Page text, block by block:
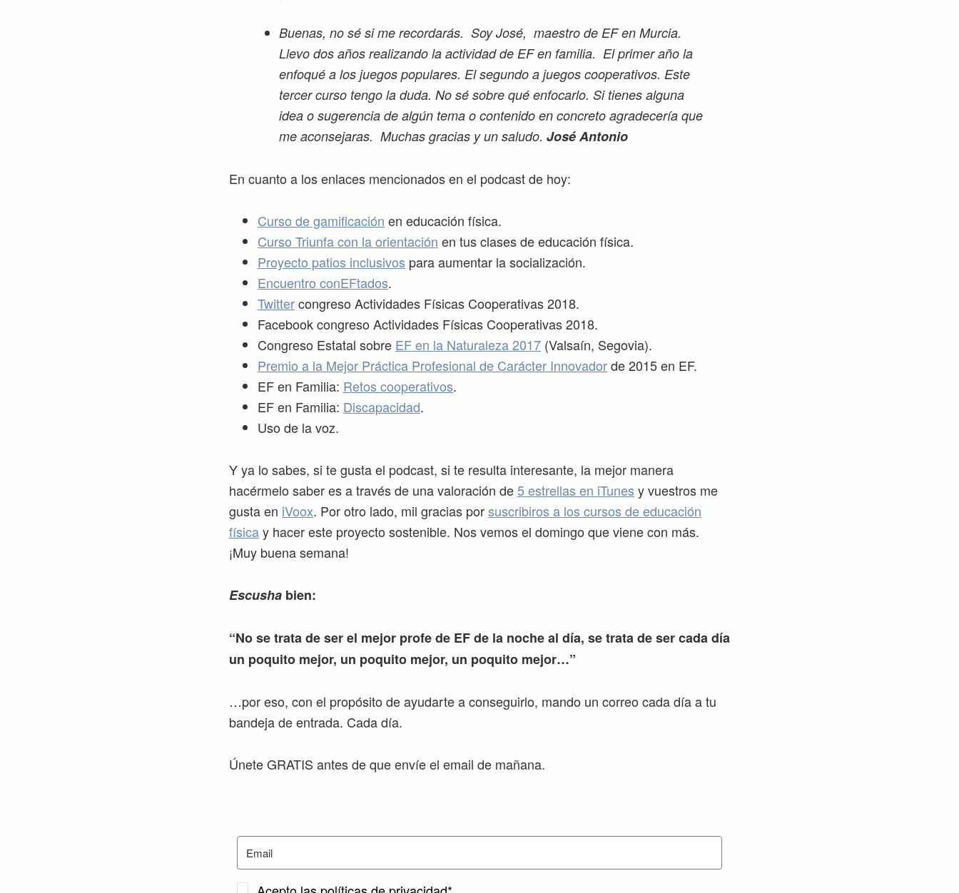
Buenas, no sé si me recordarás. Soy José, maestro de EF en Murcia.
Llevo dos años realizando la actividad de EF en familia. El primer año la
enfoqué a los juegos populares. El segundo a juegos cooperativos. Este
tercer curso tengo la duda. No sé sobre qué enfocarlo. Si tienes alguna
idea o sugerencia de algún tema o contenido en concreto agradecería que
me aconsejaras. Muchas gracias y un saludo. José Antonio
En cuanto a los enlaces mencionados en el podcast de hoy:
Curso de gamificación en educación física.
Curso Triunfa con la orientación en tus clases de educación física.
Proyecto patios inclusivos para aumentar la socialización.
Encuentro conEFtados.
Twittercongreso Actividades Físicas Cooperativas 2018.
Facebook congreso Actividades Físicas Cooperativas 2018.
Congreso Estatal sobre EF en la Naturaleza 2017 (Valsaín, Segovia).
Premio a la Mejor Práctica Profesional de Carácter Innovadorde 2015 en EF.
EF en Familia: Retos cooperativos.
EF en Familia: Discapacidad.
Uso de la voz.
Y ya lo sabes, si te gusta el podcast, si te resulta interesante, la mejor manera
hacérmelo saber es a través de una valoración de5 estrellas en iTunes y vuestros me
gusta en iVoox. Por otro lado, mil gracias porsuscribiros a los cursos de educación
físicay hacer este proyecto sostenible. Nos vemos el domingo que viene con más.
¡Muy buena semana!
Escusha bien:
“No se trata de ser el mejor profe de EF de la noche al día, se trata de ser cada día
un poquito mejor, un poquito mejor, un poquito mejor…”
…por eso, con el propósito de ayudarte a conseguirlo, mando un correo cada día a tu
bandeja de entrada. Cada día.
Únete GRATIS antes de que envíe el email de mañana.